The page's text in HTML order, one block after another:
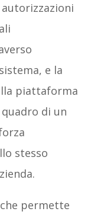
e la
piattaforma
di un
stesso
permette